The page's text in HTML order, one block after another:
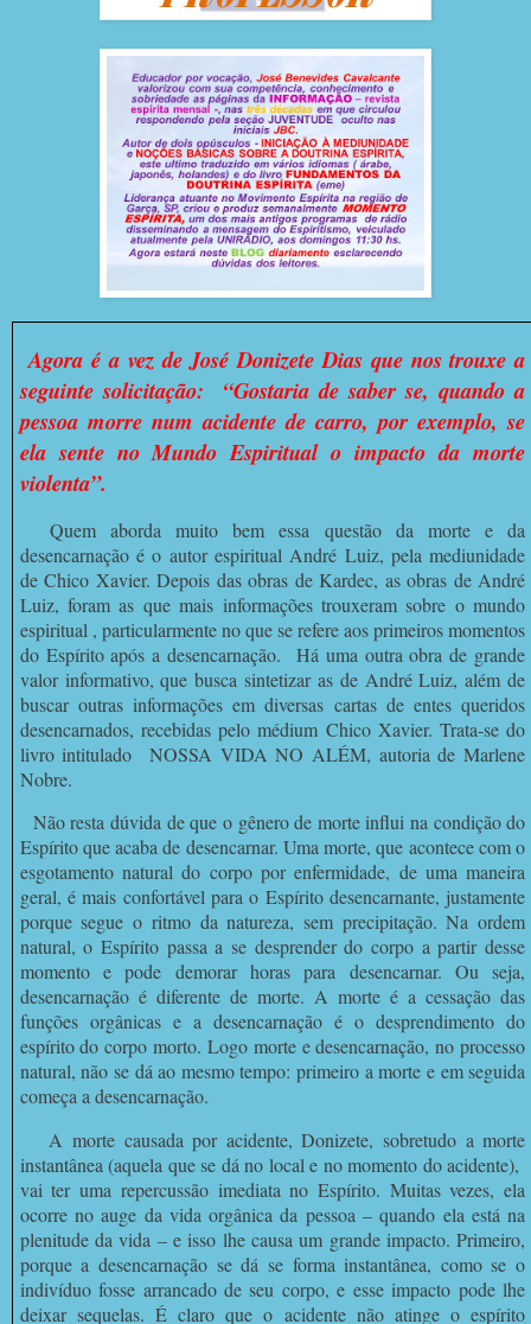
Agora é a vez de José Donizete Dias que nos trouxe a
seguinte solicitação: “Gostaria de saber se, quando a
pessoa morre num acidente de carro, por exemplo, se
ela sente no Mundo Espiritual o impacto da morte
violenta”.
Quem aborda muito bem essa questão da morte e da
desencarnação é o autor espiritual André Luiz, pela mediunidade
de Chico Xavier. Depois das obras de Kardec, as obras de André
Luiz, foram as que mais informações trouxeram sobre o mundo
espiritual , particularmente no que se refere aos primeiros momentos
do Espírito após a desencarnação. Há uma outra obra de grande
valor informativo, que busca sintetizar as de André Luiz, além de
buscar outras informações em diversas cartas de entes queridos
desencarnados, recebidas pelo médium Chico Xavier. Trata-se do
livro intitulado NOSSA VIDA NO ALÉM, autoria de Marlene
Nobre.
Não resta dúvida de que o gênero de morte influi na condição do
Espírito que acaba de desencarnar. Uma morte, que acontece com o
esgotamento natural do corpo por enfermidade, de uma maneira
geral, é mais confortável para o Espírito desencarnante, justamente
porque segue o ritmo da natureza, sem precipitação. Na ordem
natural, o Espírito passa a se desprender do corpo a partir desse
momento e pode demorar horas para desencarnar. Ou seja,
desencarnação é diferente de morte. A morte é a cessação das
funções orgânicas e a desencarnação é o desprendimento do
espírito do corpo morto. Logo morte e desencarnação, no processo
natural, não se dá ao mesmo tempo: primeiro a morte e em seguida
começa a desencarnação.
A morte causada por acidente, Donizete, sobretudo a morte
instantânea (aquela que se dá no local e no momento do acidente),
vai ter uma repercussão imediata no Espírito. Muitas vezes, ela
ocorre no auge da vida orgânica da pessoa – quando ela está na
plenitude da vida – e isso lhe causa um grande impacto. Primeiro,
porque a desencarnação se dá se forma instantânea, como se o
indivíduo fosse arrancado de seu corpo, e esse impacto pode lhe
deixar sequelas. É claro que o acidente não atinge o espírito